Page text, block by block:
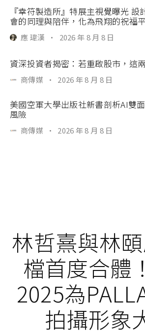
『幸符製造所』特展主視覺曝光
會的同理與陪伴，化為飛翔的祝福平
應 瑋漢 · 2026 年 8 月 8 日
資深投資者揭密：若重啟股市，這
商傳媒 · 2026 年 8 月 8 日
美國空軍大學出版社新書剖析AI雙
風險
商傳媒 · 2026 年 8 月 8 日
林哲熹與林
檔首度合體
2025為
拍攝形象